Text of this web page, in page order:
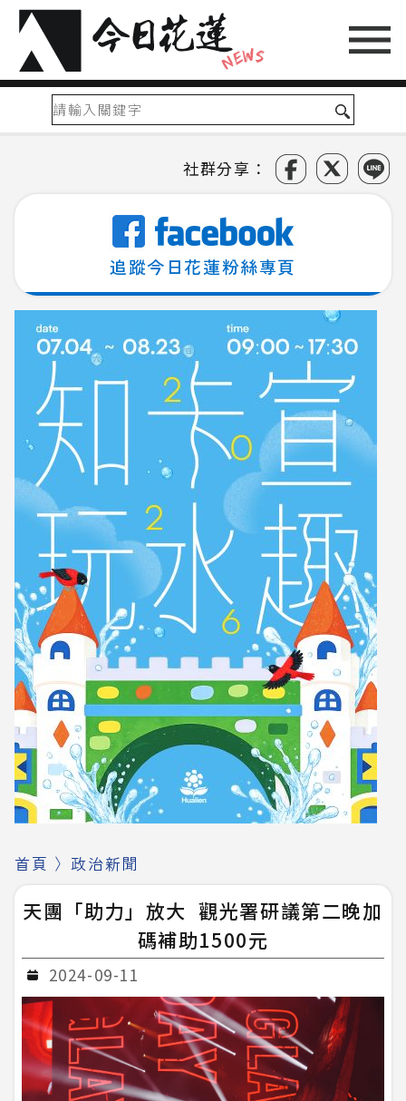
社群分享：
追蹤今日花蓮粉絲專頁
首頁 〉 政治新聞
天團「助力」放大 觀光署研議第二晚加
碼補助1500元
2024-09-11